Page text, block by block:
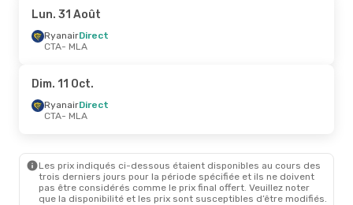
RyanairDirect
MLA- CTA
RyanairDirect
CTA- MLA
RyanairDirect
MLA
- CTA
Lun. 31 Août
RyanairDirect
CTA- MLA
Dim. 11 Oct.
RyanairDirect
CTA- MLA
Les prix indiqués ci-dessous étaient disponibles au cours des
trois derniers jours pour la période spécifiée et ils ne doivent
pas être considérés comme le prix final offert. Veuillez noter
que la disponibilité et les prix sont susceptibles d’être modifiés.